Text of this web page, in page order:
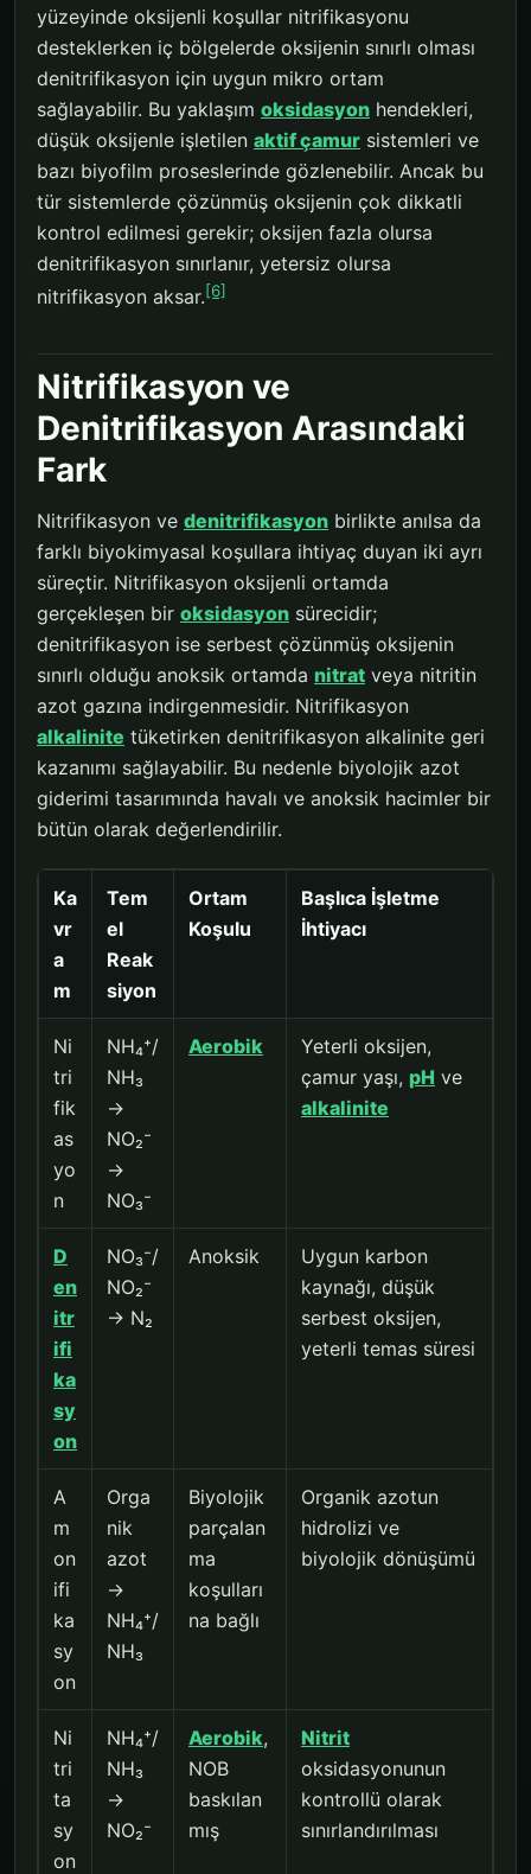
yüzeyinde oksijenli koşullar nitrifikasyonu
desteklerken iç bölgelerde oksijenin sınırlı olması
denitrifikasyon için uygun mikro ortam
sağlayabilir. Bu yaklaşım oksidasyon hendekleri,
düşük oksijenle işletilen aktif çamur sistemleri ve
bazı biyofilm proseslerinde gözlenebilir. Ancak bu
tür sistemlerde çözünmüş oksijenin çok dikkatli
kontrol edilmesi gerekir; oksijen fazla olursa
denitrifikasyon sınırlanır, yetersiz olursa
nitrifikasyon aksar.[6]
Nitrifikasyon ve
Denitrifikasyon Arasındaki
Fark
Nitrifikasyon ve denitrifikasyon birlikte anılsa da
farklı biyokimyasal koşullara ihtiyaç duyan iki ayrı
süreçtir. Nitrifikasyon oksijenli ortamda
gerçekleşen bir oksidasyon sürecidir;
denitrifikasyon ise serbest çözünmüş oksijenin
sınırlı olduğu anoksik ortamda nitrat veya nitritin
azot gazına indirgenmesidir. Nitrifikasyon
alkalinite tüketirken denitrifikasyon alkalinite geri
kazanımı sağlayabilir. Bu nedenle biyolojik azot
giderimi tasarımında havalı ve anoksik hacimler bir
bütün olarak değerlendirilir.
Ka
vr
a
m
Tem
el
Reak
siyon
Ortam
Koşulu
Başlıca İşletme
İhtiyacı
Ni
tri
fik
as
yo
n
NH₄⁺/
NH₃
→
NO₂⁻
→
NO₃⁻
Aerobik
Yeterli oksijen,
çamur yaşı, pH ve
alkalinite
D
en
itr
ifi
ka
sy
on
NO₃⁻/
NO₂⁻
→ N₂
Anoksik
Uygun karbon
kaynağı, düşük
serbest oksijen,
yeterli temas süresi
A
m
on
ifi
ka
sy
on
Orga
nik
azot
→
NH₄⁺/
NH₃
Biyolojik
parçalan
ma
koşulları
na bağlı
Organik azotun
hidrolizi ve
biyolojik dönüşümü
Ni
tri
ta
sy
on
NH₄⁺/
NH₃
→
NO₂⁻
Aerobik,
NOB
baskılan
mış
Nitrit
oksidasyonunun
kontrollü olarak
sınırlandırılması